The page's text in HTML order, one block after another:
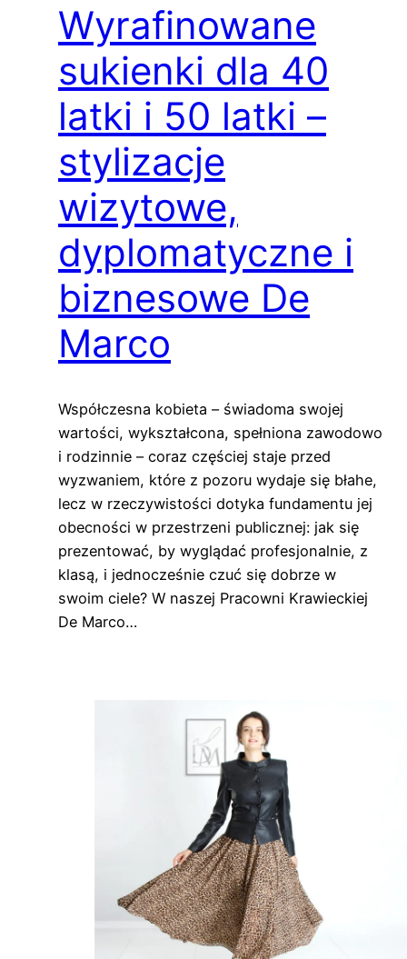
Wyrafinowane
sukienki dla 40
latki i 50 latki –
stylizacje
wizytowe,
dyplomatyczne i
biznesowe De
Marco
Współczesna kobieta – świadoma swojej
wartości, wykształcona, spełniona zawodowo
i rodzinnie – coraz częściej staje przed
wyzwaniem, które z pozoru wydaje się błahe,
lecz w rzeczywistości dotyka fundamentu jej
obecności w przestrzeni publicznej: jak się
prezentować, by wyglądać profesjonalnie, z
klasą, i jednocześnie czuć się dobrze w
swoim ciele? W naszej Pracowni Krawieckiej
De Marco…